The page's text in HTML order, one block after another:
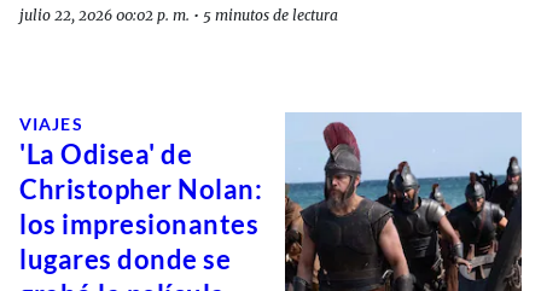
julio 22, 2026 00:02 p. m. • 5 minutos de lectura
VIAJES
'La Odisea' de
Christopher Nolan:
los impresionantes
lugares donde se